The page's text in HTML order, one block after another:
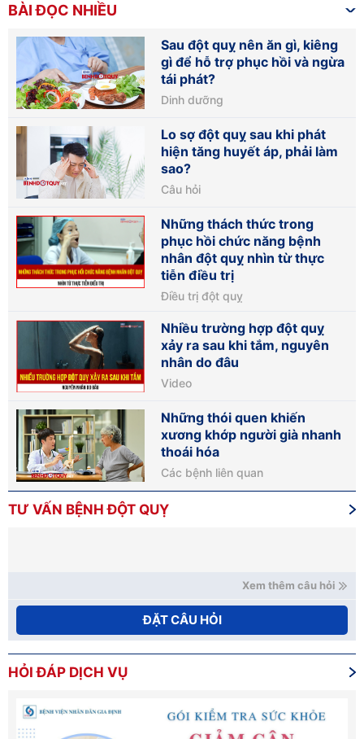
BÀI ĐỌC NHIỀU
Sau đột quỵ nên ăn gì, kiêng
gì để hỗ trợ phục hồi và ngừa
tái phát?
Dinh dưỡng
Lo sợ đột quỵ sau khi phát
hiện tăng huyết áp, phải làm
sao?
Câu hỏi
Những thách thức trong
phục hồi chức năng bệnh
nhân đột quỵ nhìn từ thực
tiễn điều trị
Điều trị đột quỵ
Nhiều trường hợp đột quỵ
xảy ra sau khi tắm, nguyên
nhân do đâu
Video
Những thói quen khiến
xương khớp người già nhanh
thoái hóa
Các bệnh liên quan
TƯ VẤN BỆNH ĐỘT QUỴ
Xem thêm câu hỏi
ĐẶT CÂU HỎI
HỎI ĐÁP DỊCH VỤ